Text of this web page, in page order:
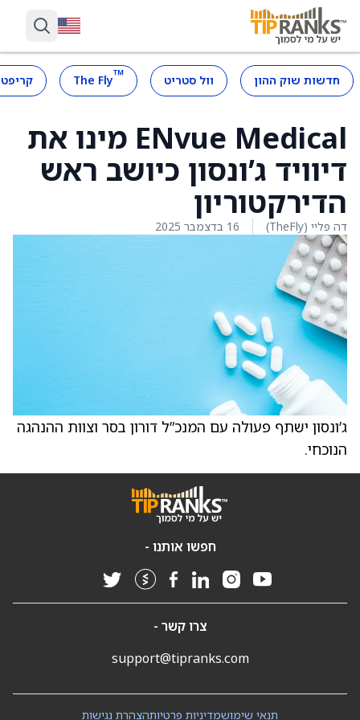
חדשות שוק ההון וול סטריט ™
The Fly
ENvue Medical מינו את
דיוויד ג’ונסון כיושב ראש
הדירקטוריון
דה פליי (TheFly) 16 בדצמבר 2025
ג’ונסון ישתף פעולה עם המנכ”ל דורון בסר וצוות ההנהגה
הנוכחי.
חפשו אותנו -
צרו קשר -
support@tipranks.com
הצהרת נגישותמדיניות פרטיותתנאי שימוש